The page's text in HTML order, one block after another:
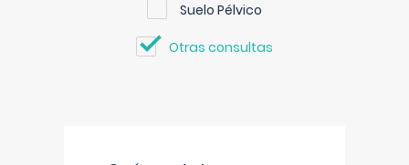
Suelo Pélvico
Otras consultas